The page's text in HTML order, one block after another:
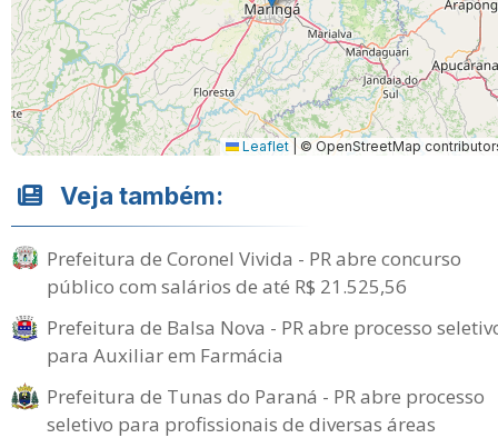
Leaflet © OpenStreetMap
Veja também:
Prefeitura de Coronel Vivida - PR abre concurso
público com salários de até R$ 21.525,56
Prefeitura de Balsa Nova - PR abre processo
para Auxiliar em Farmácia
Prefeitura de Tunas do Paraná - PR abre processo
seletivo para profissionais de diversas áreas